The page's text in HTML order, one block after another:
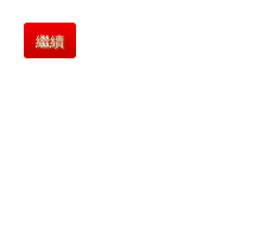
繼續